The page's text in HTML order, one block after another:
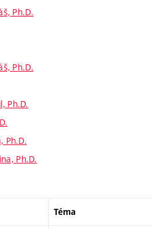
Ph.D.
Ph.D.
Ph.D.
Ph.D.
Ph.D.
Téma